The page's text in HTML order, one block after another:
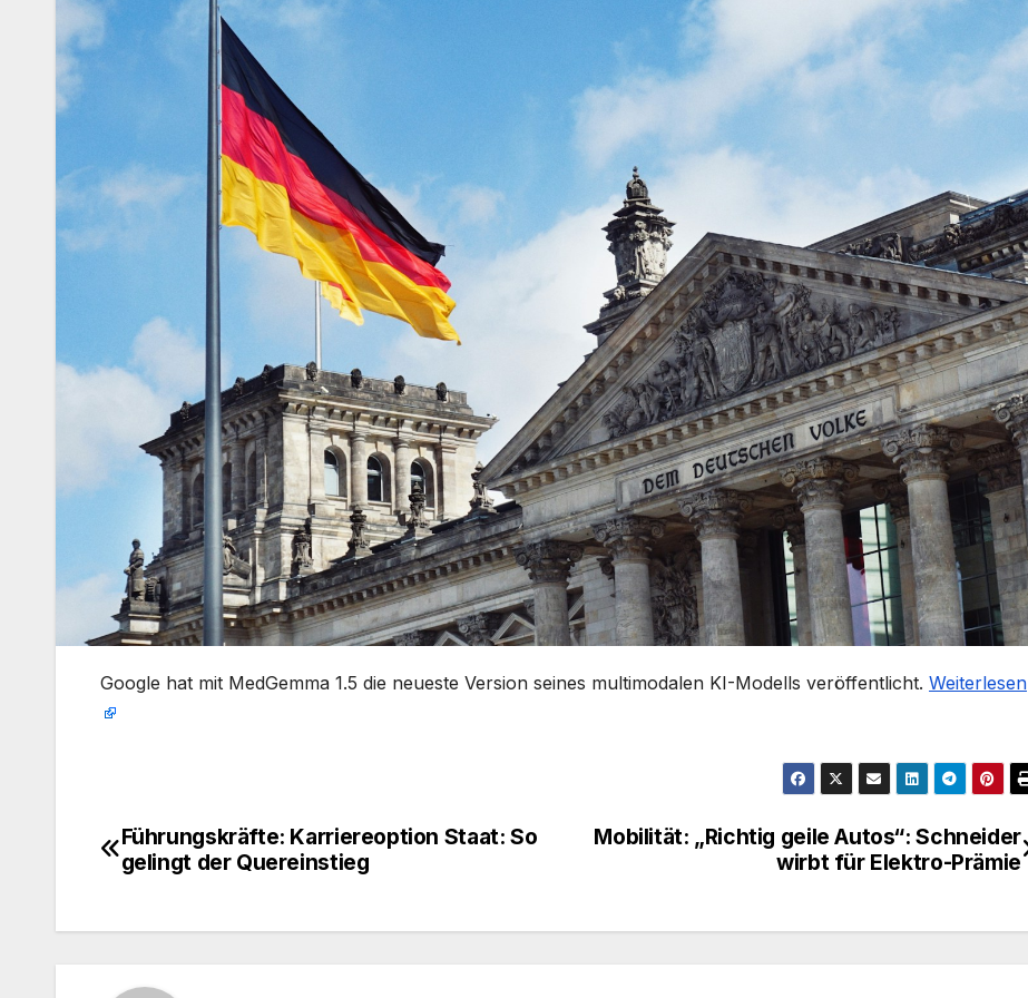
​Google hat mit MedGemma 1.5 die neueste Version seines multimodalen KI-Modells veröffentlicht. Weiterlesen
Beitragsnavigation
Mobilität: „Richtig geile Autos“: Schneider
wirbt für Elektro-Prämie
Führungskräfte: Karriereoption Staat: So
gelingt der Quereinstieg